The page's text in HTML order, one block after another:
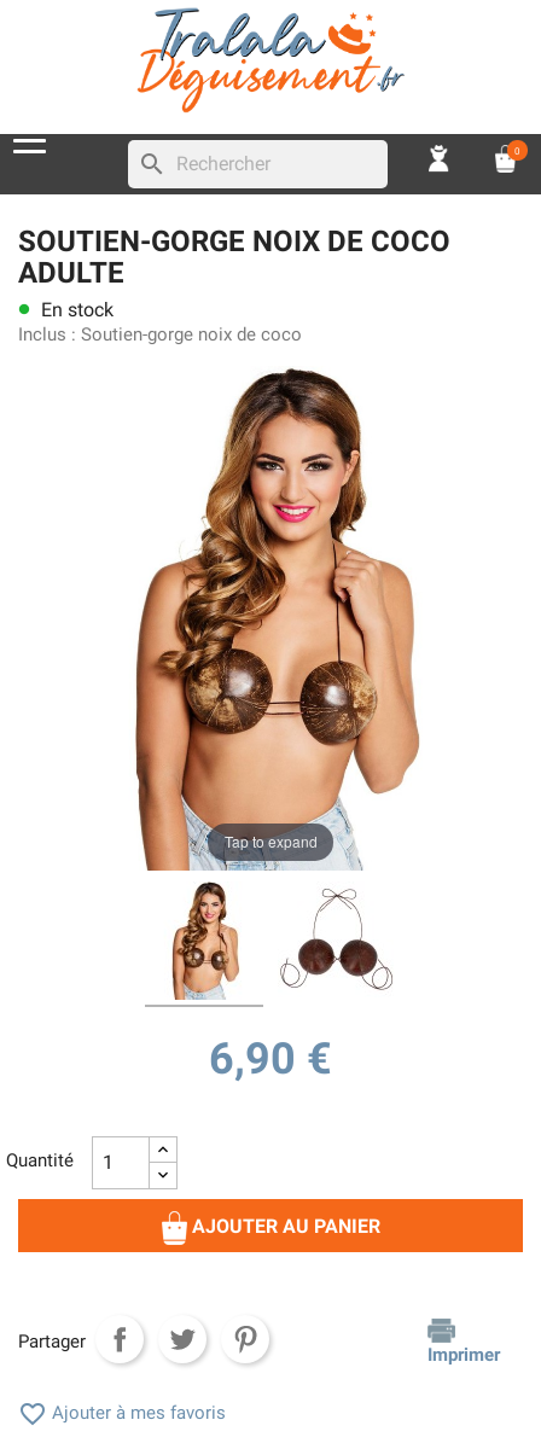
search 0
SOUTIEN-GORGE NOIX DE COCO
ADULTE
lens En stock
Inclus : Soutien-gorge noix de coco
Tap to expand
6,90 €
Quantité
AJOUTER AU PANIER
Partager
Imprimer
 Ajouter à mes favoris